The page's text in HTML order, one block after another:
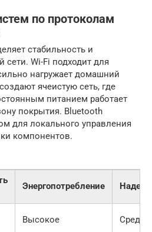
по протоколам
стабильность и
сети. Wi-Fi подходит для
нагружает домашний
ячеистую сеть, где
питанием работает
покрытия. Bluetooth
для локального управления
компонентов.
Энергопотребление
Высокое